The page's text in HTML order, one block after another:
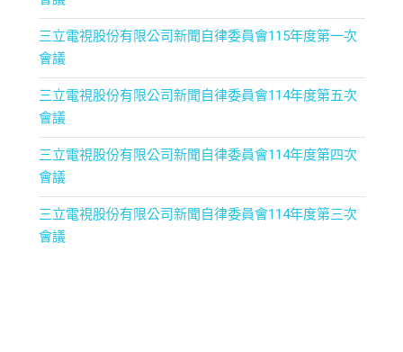
三立電視股份有限公司新聞自律委員會115年度第一次
會議
三立電視股份有限公司新聞自律委員會114年度第五次
會議
三立電視股份有限公司新聞自律委員會114年度第四次
會議
三立電視股份有限公司新聞自律委員會114年度第三次
會議